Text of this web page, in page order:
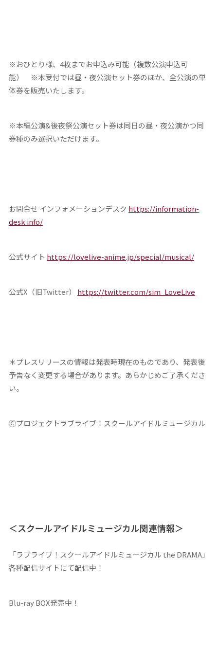
※おひとり様、4枚までお申込み可能（複数公演申込可
能） ※本受付では昼・夜公演セット券のほか、全公演の単
体券を販売いたします。
※本編公演&後夜祭公演セット券は同日の昼・夜公演かつ同
券種のみ選択いただけます。
お問合せ インフォメーションデスク https://information-
desk.info/
公式サイト https://lovelive-anime.jp/special/musical/
公式X（旧Twitter） https://twitter.com/sim_LoveLive
＊プレスリリースの情報は発表時現在のものであり、発表後
予告なく変更する場合があります。あらかじめご了承くださ
い。
Ⓒプロジェクトラブライブ！スクールアイドルミュージカル
＜スクールアイドルミュージカル関連情報＞
「ラブライブ！スクールアイドルミュージカル the DRAMA」
各種配信サイトにて配信中！
Blu-ray BOX発売中！